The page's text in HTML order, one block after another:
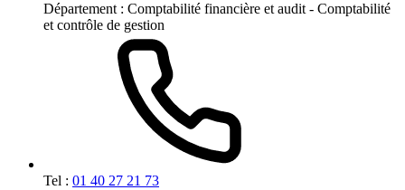
Département : Comptabilité financière et audit - Comptabilité
et contrôle de gestion
Tel : 01 40 27 21 73